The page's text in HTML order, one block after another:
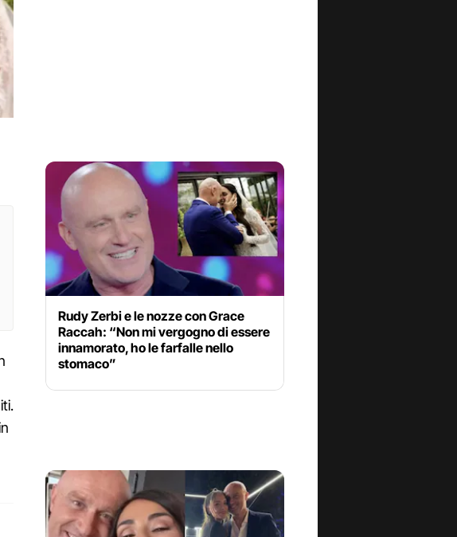
Rudy Zerbi e le nozze con Grace
Raccah: “Non mi vergogno di essere
innamorato, ho le farfalle nello
stomaco”